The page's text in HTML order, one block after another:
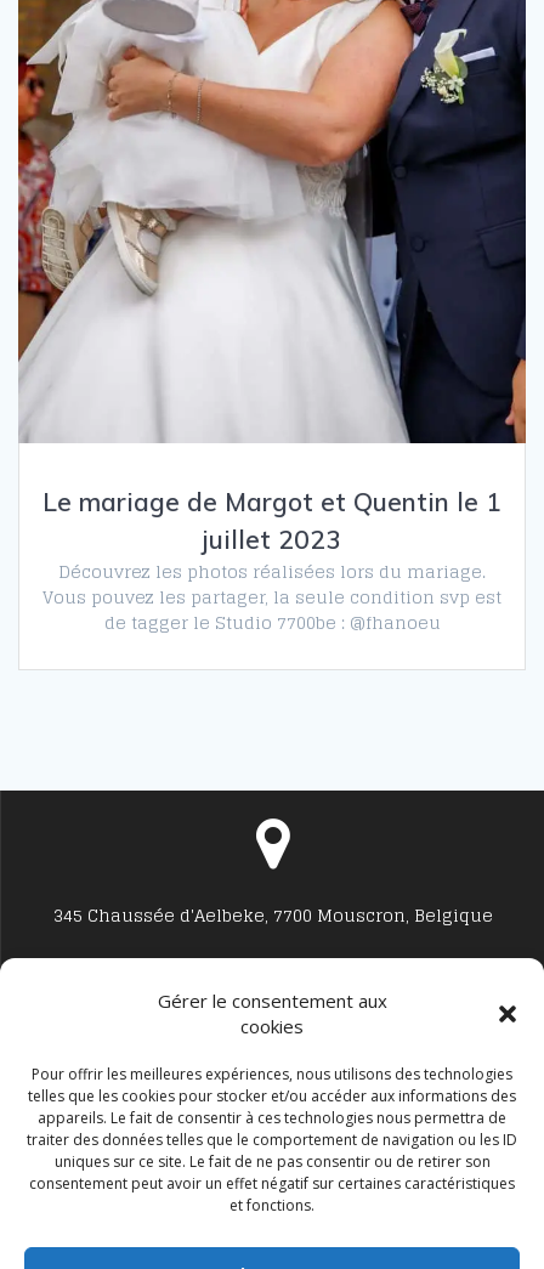
Gérer le consentement aux
cookies
Pour offrir les meilleures expériences, nous utilisons des technologies
telles que les cookies pour stocker et/ou accéder aux informations des
appareils. Le fait de consentir à ces technologies nous permettra de
traiter des données telles que le comportement de navigation ou les ID
uniques sur ce site. Le fait de ne pas consentir ou de retirer son
consentement peut avoir un effet négatif sur certaines caractéristiques
et fonctions.
Le mariage de Margot et Quentin le 1
juillet 2023
Découvrez les photos réalisées lors du mariage.
Vous pouvez les partager, la seule condition svp est
de tagger le Studio 7700be : @fhanoeu
345 Chaussée d'Aelbeke, 7700 Mouscron, Belgique
Studio7700@live.be